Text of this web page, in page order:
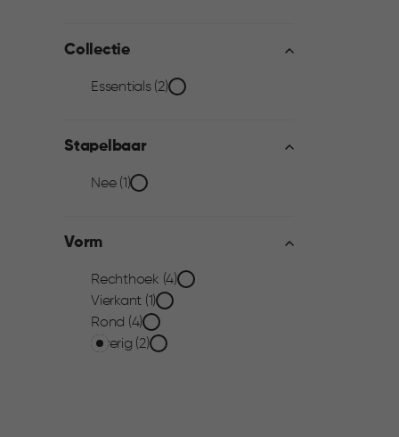
Collectie
Collectie
filter
Essentials (2)
Stapelbaar
Stapelbaar
filter
Nee (1)
Vorm
Vorm
filter
Rechthoek (4)
Vierkant (1)
Rond (4)
Overig (2)